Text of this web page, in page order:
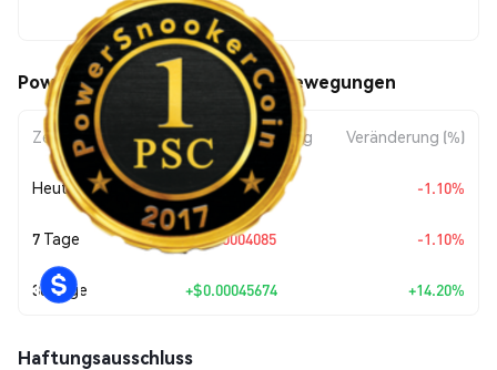
$0.00367322
PowerSnookerCoin (PSC) Kursbewegungen
Zeitraum Betragsänderung Veränderung (%)
Heute $-0.00004085 -1.10%
7 Tage $-0.00004085 -1.10%
30 Tage +$0.00045674 +14.20%
Haftungsausschluss